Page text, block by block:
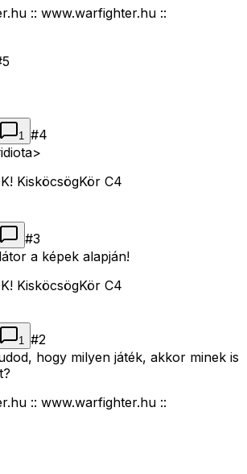
:: www.warfighter.hu ::
5
1 #4
KisköcsögKör C4
#3
a képek alapján!
KisköcsögKör C4
1 #2
hogy milyen játék, akkor minek is
:: www.warfighter.hu ::